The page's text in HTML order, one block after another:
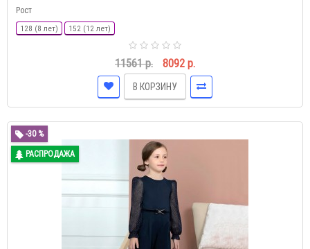
Рост
128 (8 лет) 152 (12 лет)
11561 р. 8092 р.
В КОРЗИНУ
-30 %
РАСПРОДАЖА